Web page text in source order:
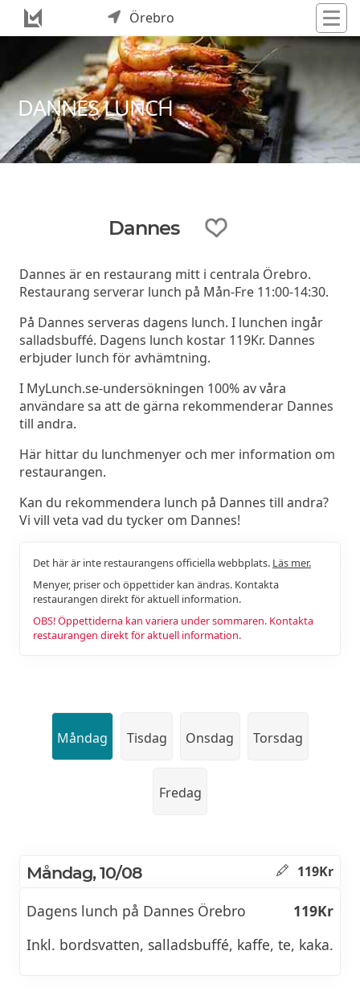
Örebro
DANNES LUNCH
Dannes
Dannes är en restaurang mitt i centrala Örebro.
Restaurang serverar lunch på Mån-Fre 11:00-14:30.
På Dannes serveras dagens lunch. I lunchen ingår
salladsbuffé. Dagens lunch kostar 119Kr. Dannes
erbjuder lunch för avhämtning.
I MyLunch.se-undersökningen 100% av våra
användare sa att de gärna rekommenderar Dannes
till andra.
Här hittar du lunchmenyer och mer information om
restaurangen.
Kan du rekommendera lunch på Dannes till andra?
Vi vill veta vad du tycker om Dannes!
Det här är inte restaurangens officiella webbplats. Läs mer.
Menyer, priser och öppettider kan ändras. Kontakta
restaurangen direkt för aktuell information.
OBS! Öppettiderna kan variera under sommaren. Kontakta
restaurangen direkt för aktuell information.
Måndag Tisdag Onsdag Torsdag
Fredag
Måndag, 10/08 119Kr
Dagens lunch på Dannes Örebro
119Kr
Inkl. bordsvatten, salladsbuffé, kaffe, te, kaka.